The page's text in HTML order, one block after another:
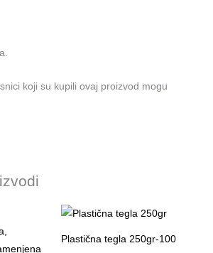
koji su kupili ovaj proizvod mogu
Plastična tegla 250gr-100